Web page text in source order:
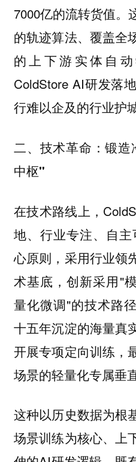
7000亿的流转货值。
的轨迹算法、覆盖全
的上下游实体自
ColdStore AI研发落
行难以企及的行业护
二、技术革命：锻
中枢"
在技术路线上，
地、行业专注、自
心原则，采用行业领
术基底，创新采用"
量化微调"的技术路
十五年沉淀的海量真
开展专项定向训练，
场景的轻量化专属垂
这种以历史数据为根
场景训练为核心、上